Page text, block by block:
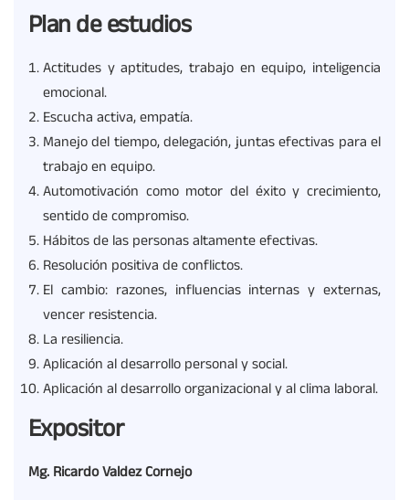
Plan de estudios
Actitudes y aptitudes, trabajo en equipo, inteligencia
emocional.
Escucha activa, empatía.
Manejo del tiempo, delegación, juntas efectivas para el
trabajo en equipo.
Automotivación como motor del éxito y crecimiento,
sentido de compromiso.
Hábitos de las personas altamente efectivas.
Resolución positiva de conflictos.
El cambio: razones, influencias internas y externas,
vencer resistencia.
La resiliencia.
Aplicación al desarrollo personal y social.
Aplicación al desarrollo organizacional y al clima laboral.
Expositor
Mg. Ricardo Valdez Cornejo